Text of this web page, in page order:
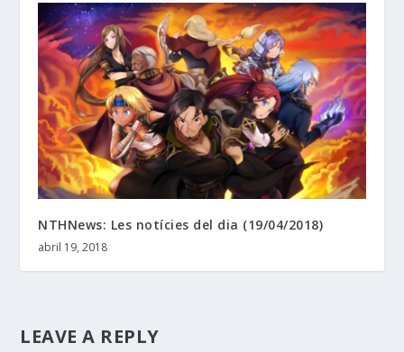
NTHNews: Les notícies del dia (19/04/2018)
abril 19, 2018
LEAVE A REPLY